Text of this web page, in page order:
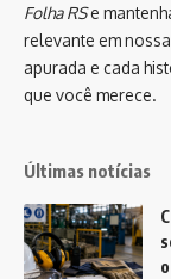
Folha RSe
relevante em
apurada e cada
que você merece.
Últimas notícias